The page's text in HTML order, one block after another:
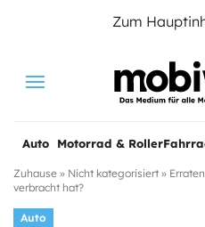
Zum
Menu
Auto Motorrad & Roller
Zuhause » Nicht kategorisiert »
verbracht hat?
Auto